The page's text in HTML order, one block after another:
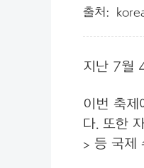
지난 7월
이번 축
다. 또한
> 등 국제